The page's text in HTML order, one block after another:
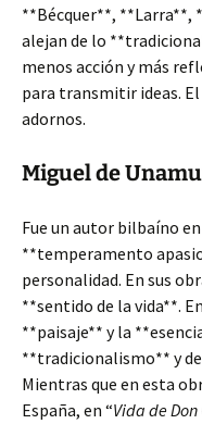
**Bécquer**, **Larra**,
alejan de lo
menos acción y más
para transmitir ideas.
adornos.
Miguel de
Fue un autor bilbaíno
**temperamento
personalidad. En sus
**sentido de la vida**.
**paisaje** y la
**tradicionalismo** y
Mientras que en esta
España, en “Vida de